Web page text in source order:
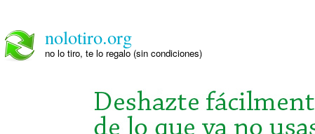
nolotiro.org
no lo tiro, te lo regalo (sin condiciones)